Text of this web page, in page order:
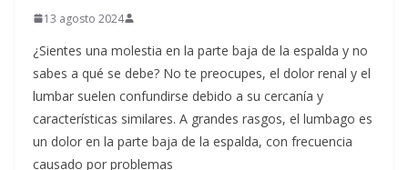
13 agosto 2024
¿Sientes una molestia en la parte baja de la espalda y no
sabes a qué se debe? No te preocupes, el dolor renal y el
lumbar suelen confundirse debido a su cercanía y
características similares. A grandes rasgos, el lumbago es
un dolor en la parte baja de la espalda, con frecuencia
causado por problemas